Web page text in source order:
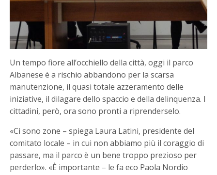
Un tempo fiore all’occhiello della città, oggi il parco
Albanese è a rischio abbandono per la scarsa
manutenzione, il quasi totale azzeramento delle
iniziative, il dilagare dello spaccio e della delinquenza. I
cittadini, però, ora sono pronti a riprenderselo.
«Ci sono zone – spiega Laura Latini, presidente del
comitato locale – in cui non abbiamo più il coraggio di
passare, ma il parco è un bene troppo prezioso per
perderlo». «È importante – le fa eco Paola Nordio